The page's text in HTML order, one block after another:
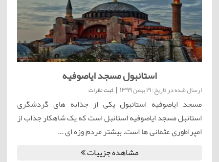
استانبول مسجد ایاصوفیه
ارسال شده در تاریخ: 19 بهمن 1399 | ثبت نظرات
مسجد ایاصوفیه استانبول یکی از جذابه های گردشگری
استانبل مسجد ایاصوفیه استانبل است که یک شاهکار جذاب از
امپراطوری عثمانی ها است. بیشتر مردم وزه ای ...
مشاهده جزییات